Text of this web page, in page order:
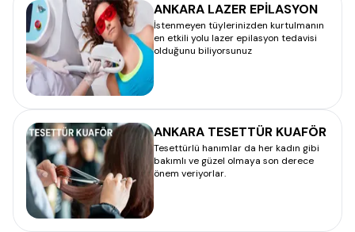
ANKARA LAZER EPİLASYON
İstenmeyen tüylerinizden kurtulmanın
en etkili yolu lazer epilasyon tedavisi
olduğunu biliyorsunuz
ANKARA TESETTÜR KUAFÖR
Tesettürlü hanımlar da her kadın gibi
bakımlı ve güzel olmaya son derece
önem veriyorlar.